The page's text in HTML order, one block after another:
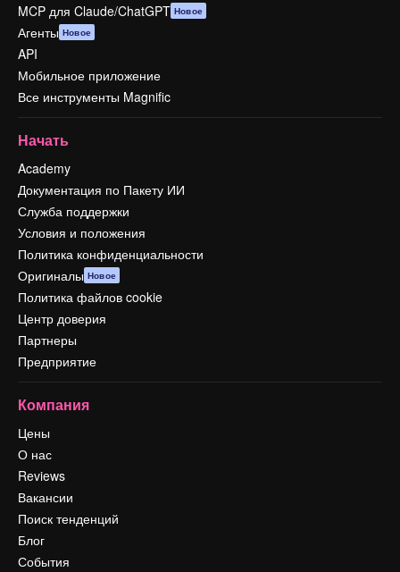
MCP для Claude/ChatGPT Новое
Агенты Новое
API
Мобильное приложение
Все инструменты Magnific
Начать
Academy
Документация по Пакету ИИ
Служба поддержки
Условия и положения
Политика конфиденциальности
Оригиналы Новое
Политика файлов cookie
Центр доверия
Партнеры
Предприятие
Компания
Цены
О нас
Reviews
Вакансии
Поиск тенденций
Блог
События